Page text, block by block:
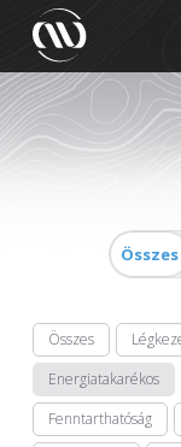
Összes
Összes
Energiatakarékos
Fenntarthatóság